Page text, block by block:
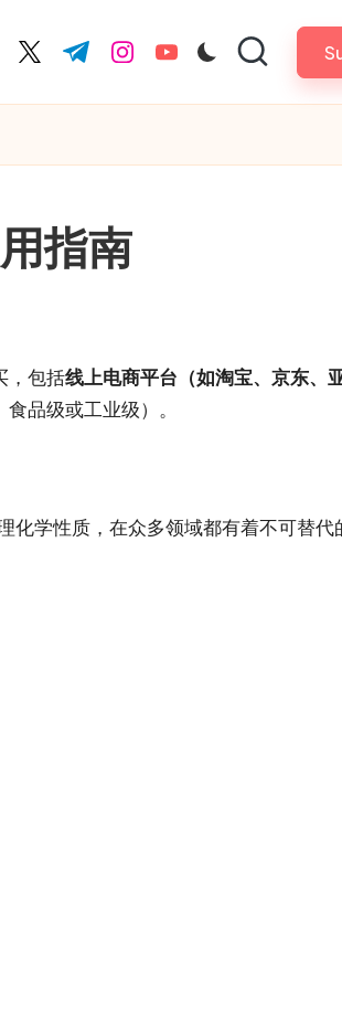
twitter.com
t.me instagram.com
youtube.com
指南
，包括线上电商平台（如淘宝、京东、
品级或工业级）。
学性质，在众多领域都有着不可替代